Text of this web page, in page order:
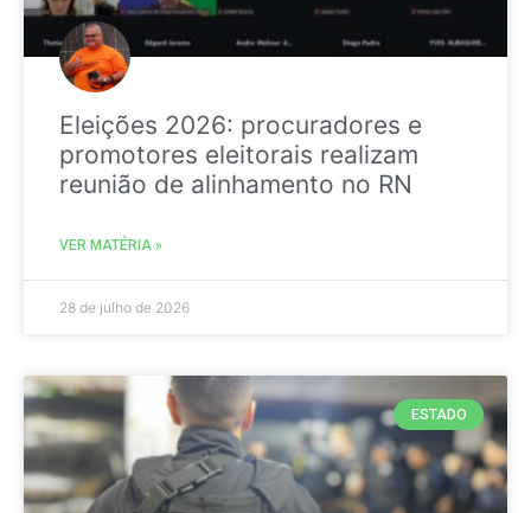
Eleições 2026: procuradores e
promotores eleitorais realizam
reunião de alinhamento no RN
VER MATÉRIA »
28 de julho de 2026
ESTADO